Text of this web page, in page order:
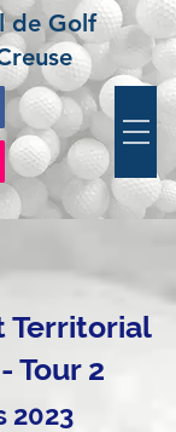
de Golf
Territorial
Tour 2
2023